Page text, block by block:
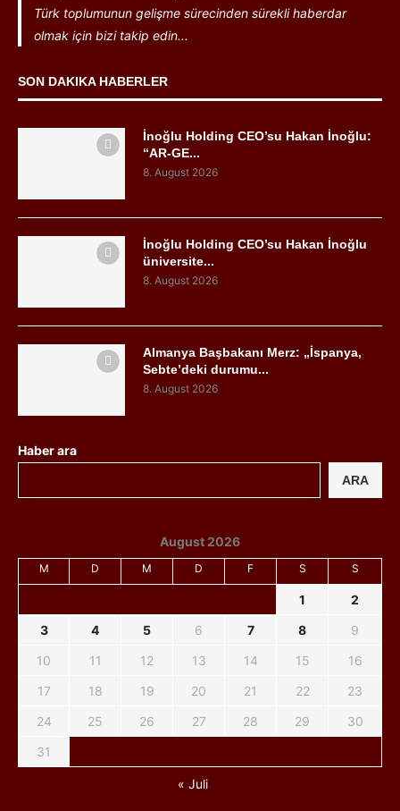
Türk toplumunun gelişme sürecinden sürekli haberdar
olmak için bizi takip edin...
SON DAKIKA HABERLER
İnoğlu Holding CEO’su Hakan İnoğlu:
“AR-GE...
8. August 2026
İnoğlu Holding CEO’su Hakan İnoğlu
üniversite...
8. August 2026
Almanya Başbakanı Merz: „İspanya,
Sebte’deki durumu...
8. August 2026
Haber ara
ARA
August 2026
M D M D F S S
1
2
3
4 5 6 7 8
9
10
11 12 13 14 15
16
17
18 19 20 21 22
23
24
25 26 27 28 29
30
31
« Juli